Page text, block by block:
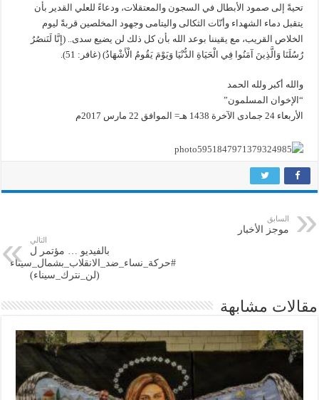
تحيةً إلى صمود الأبطال في السجون والمعتقلات، ودعاءً للعلي القدير بأن
يتقبل دماء الشهداء وأنّات الثكالى واليتامى وجهود المخلصين قربةً ليوم
الخلاص القريب، مع يقيننا بوعد الله بأن كل ذلك لن يضيع سدى.. (إِنَّا لَنَنصُرُ
رُسُلَنَا وَالَّذِينَ آمَنُوا فِي الْحَيَاةِ الدُّنْيَا وَيَوْمَ يَقُومُ الْأَشْهَادُ) (غافر: 51).
والله أكبر ولله الحمد
“الإخوان المسلمون”
الأربعاء 24 جمادى الآخرة 1438 هـ= الموافق 22 مارس 2017م
السابق
موجز الأخبار
التالي
بالفيديو … مؤتمر ل
#حركة_نساء_ضد_الانقلاب_بشمال_سيناء
(لن_نترك_سيناء)
مقالات مشابهة